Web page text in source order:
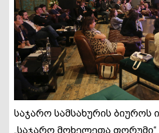
საჯარო სამსახურის ბიუროს
„საჯარო მოხელეთა ფორუმი“